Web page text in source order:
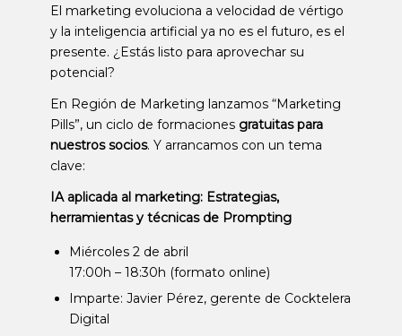
El marketing evoluciona a velocidad de vértigo
y la inteligencia artificial ya no es el futuro, es el
presente. ¿Estás listo para aprovechar su
potencial?
En Región de Marketing lanzamos “Marketing
Pills”, un ciclo de formaciones gratuitas para
nuestros socios. Y arrancamos con un tema
clave:
IA aplicada al marketing: Estrategias,
herramientas y técnicas de Prompting
Miércoles 2 de abril
17:00h – 18:30h (formato online)
Imparte: Javier Pérez, gerente de Cocktelera
Digital